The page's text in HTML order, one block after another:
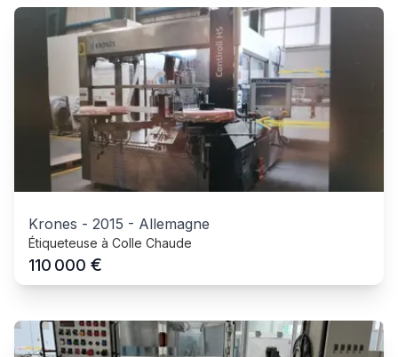
Krones - 2015 - Allemagne
Étiqueteuse à Colle Chaude
110 000 €